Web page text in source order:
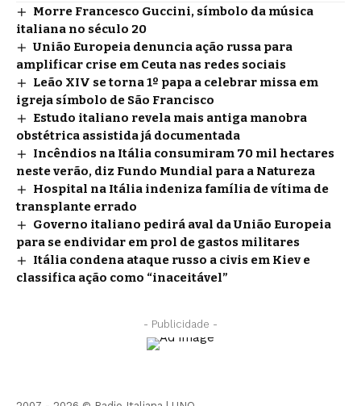
Morre Francesco Guccini, símbolo da música
italiana no século 20
União Europeia denuncia ação russa para
amplificar crise em Ceuta nas redes sociais
Leão XIV se torna 1º papa a celebrar missa em
igreja símbolo de São Francisco
Estudo italiano revela mais antiga manobra
obstétrica assistida já documentada
Incêndios na Itália consumiram 70 mil hectares
neste verão, diz Fundo Mundial para a Natureza
Hospital na Itália indeniza família de vítima de
transplante errado
Governo italiano pedirá aval da União Europeia
para se endividar em prol de gastos militares
Itália condena ataque russo a civis em Kiev e
classifica ação como “inaceitável”
- Publicidade -